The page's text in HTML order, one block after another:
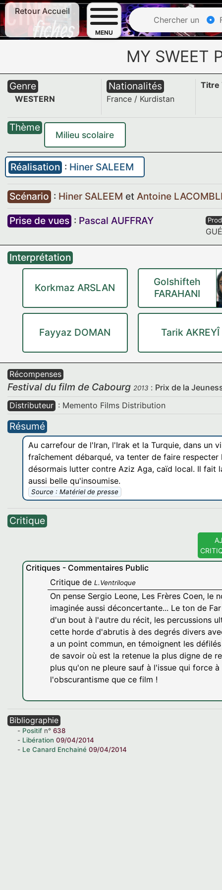
Retour Accueil
MENU
Chercher un
MY SWEET
Genre
WESTERN
Nationalités
France / Kurdistan
Titre
Thème
Milieu scolaire
Réalisation : Hiner SALEEM
Scénario : Hiner SALEEM et Antoine
Prise de vues : Pascal AUFFRAY
Interprétation
Korkmaz ARSLAN
Golshifteh
FARAHANI
Fayyaz DOMAN Tarik AKREYÎ
Récompenses
Festival du film de Cabourg 2013 : Prix de la
Distributeur : Memento Films Distribution
Résumé
Au carrefour de l'Iran, l'Irak et la Turquie, dans un
fraîchement débarqué, va tenter de faire
désormais lutter contre Aziz Aga, caïd local. Il fait
aussi belle qu'insoumise.
Source : Matériel de presse
Critique
Critiques - Commentaires Public
Critique de L.Ventriloque
On pense Sergio Leone, Les Frères Coen, le
imaginée aussi déconcertante... Le ton de
d'un bout à l'autre du récit, les percussions
cette horde d'abrutis à des degrés divers
a un point commun, en témoignent les
de savoir où est la retenue la plus digne de
plus qu'on ne pleure sauf à l'issue qui force
l'obscurantisme que ce film !
Bibliographie
Positif n° 638
Libération 09/04/2014
Le Canard Enchainé 09/04/2014